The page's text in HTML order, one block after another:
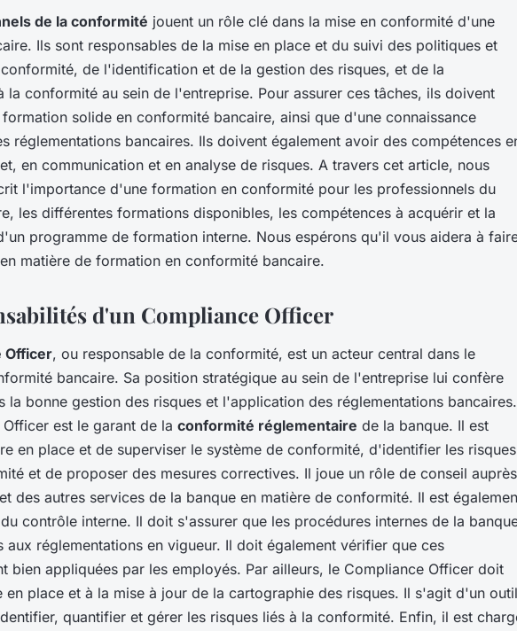
de la conformité jouent un rôle clé dans la mise en conformité d'une
Ils sont responsables de la mise en place et du suivi des politiques et
de l'identification et de la gestion des risques, et de la
la conformité au sein de l'entreprise. Pour assurer ces tâches, ils doivent
solide en conformité bancaire, ainsi que d'une connaissance
réglementations bancaires. Ils doivent également avoir des compétences
en communication et en analyse de risques. A travers cet article, nous
l'importance d'une formation en conformité pour les professionnels du
les différentes formations disponibles, les compétences à acquérir et la
programme de formation interne. Nous espérons qu'il vous aidera à
matière de formation en conformité bancaire.
d'un Compliance Officer
Officer, ou responsable de la conformité, est un acteur central dans le
bancaire. Sa position stratégique au sein de l'entreprise lui confère
la bonne gestion des risques et l'application des réglementations bancaires.
est le garant de la conformité réglementaire de la banque. Il est
en place et de superviser le système de conformité, d'identifier les risques
et de proposer des mesures correctives. Il joue un rôle de conseil auprès
des autres services de la banque en matière de conformité. Il est
contrôle interne. Il doit s'assurer que les procédures internes de la
aux réglementations en vigueur. Il doit également vérifier que ces
bien appliquées par les employés. Par ailleurs, le Compliance Officer doit
en place et à la mise à jour de la cartographie des risques. Il s'agit d'un outil
quantifier et gérer les risques liés à la conformité. Enfin, il est